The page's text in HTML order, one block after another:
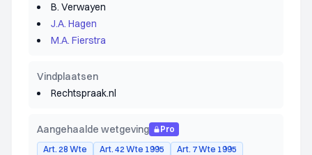
B. Verwayen
J.A. Hagen
M.A. Fierstra
Vindplaatsen
Rechtspraak.nl
Aangehaalde wetgeving
Pro
Art. 28 Wte
Art. 42 Wte 1995
Art. 7 Wte 1995